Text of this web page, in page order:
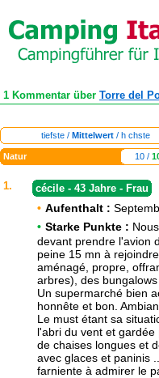
1 Kommentar über Torre del
tiefste /Mittelwert / h chste
Natur 10 /
1. cécile - 43 Jahre - Frau
• Aufenthalt :
• Starke Punkte :
devant prendre l'avion
peine 15 mn à
aménagé, propre,
arbres), des
Un supermarché bien
honnête et bon.
Le must étant sa
l'abri du vent et
de chaises longues et
avec glaces et paninis
farniente à admirer le